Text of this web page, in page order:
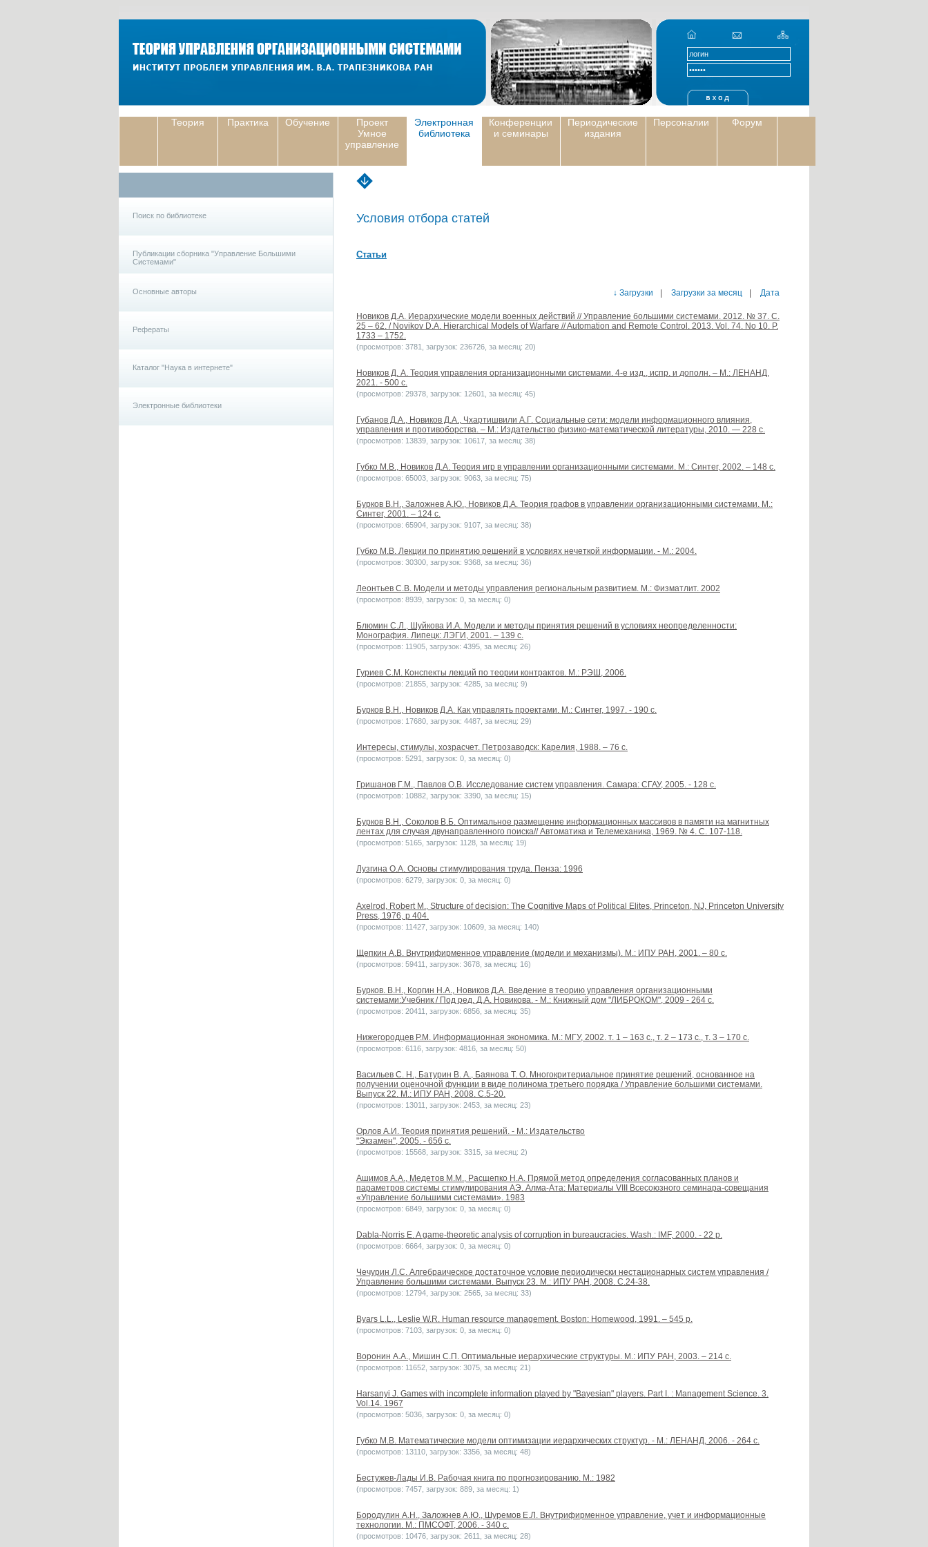
Теория Практика Обучение
Проект
Умное
управление
Электронная
библиотека
Конференции
и семинары
Периодические
издания
Персоналии Форум
Поиск по библиотеке
Публикации сборника "Управление Большими
Системами"
Основные авторы
Рефераты
Каталог "Наука в интернете"
Электронные библиотеки
Условия отбора статей
Статьи
↓ Загрузки Загрузки за месяц Дата
Новиков Д.А. Иерархические модели военных действий // Управление большими системами. 2012. № 37. С.
25 – 62. / Novikov D.A. Hierarchical Models of Warfare // Automation and Remote Control. 2013. Vol. 74. No 10. P.
1733 – 1752.
(просмотров: 3781, загрузок: 236726, за месяц: 20)
Новиков Д. А. Теория управления организационными системами. 4-е изд., испр. и дополн. – М.: ЛЕНАНД,
2021. - 500 с.
(просмотров: 29378, загрузок: 12601, за месяц: 45)
Губанов Д.А., Новиков Д.А., Чхартишвили А.Г. Социальные сети: модели информационного влияния,
управления и противоборства. – М.: Издательство физико-математической литературы, 2010. — 228 с.
(просмотров: 13839, загрузок: 10617, за месяц: 38)
Губко М.В., Новиков Д.А. Теория игр в управлении организационными системами. М.: Синтег, 2002. – 148 с.
(просмотров: 65003, загрузок: 9063, за месяц: 75)
Бурков В.Н., Заложнев А.Ю., Новиков Д.А. Теория графов в управлении организационными системами. М.:
Синтег, 2001. – 124 с.
(просмотров: 65904, загрузок: 9107, за месяц: 38)
Губко М.В. Лекции по принятию решений в условиях нечеткой информации. - М.: 2004.
(просмотров: 30300, загрузок: 9368, за месяц: 36)
Леонтьев С.В. Модели и методы управления региональным развитием. М.: Физматлит. 2002
(просмотров: 8939, загрузок: 0, за месяц: 0)
Блюмин С.Л., Шуйкова И.А. Модели и методы принятия решений в условиях неопределенности:
Монография. Липецк: ЛЭГИ, 2001. – 139 с.
(просмотров: 11905, загрузок: 4395, за месяц: 26)
Гуриев С.М. Конспекты лекций по теории контрактов. М.: РЭШ, 2006.
(просмотров: 21855, загрузок: 4285, за месяц: 9)
Бурков В.Н., Новиков Д.А. Как управлять проектами. М.: Синтег, 1997. - 190 с.
(просмотров: 17680, загрузок: 4487, за месяц: 29)
Интересы, стимулы, хозрасчет. Петрозаводск: Карелия, 1988. – 76 с.
(просмотров: 5291, загрузок: 0, за месяц: 0)
Гришанов Г.М., Павлов О.В. Исследование систем управления. Самара: СГАУ, 2005. - 128 с.
(просмотров: 10882, загрузок: 3390, за месяц: 15)
Бурков B.H., Соколов В.Б. Оптимальное размещение информационных массивов в памяти на магнитных
лентах для случая двунаправленного поиска// Автоматика и Телемеханика, 1969. № 4. С. 107-118.
(просмотров: 5165, загрузок: 1128, за месяц: 19)
Лузгина О.А. Основы стимулирования труда. Пенза: 1996
(просмотров: 6279, загрузок: 0, за месяц: 0)
Axelrod, Robert M., Structure of decision: The Cognitive Maps of Political Elites, Princeton, NJ, Princeton University
Press, 1976, p 404.
(просмотров: 11427, загрузок: 10609, за месяц: 140)
Щепкин А.В. Внутрифирменное управление (модели и механизмы). М.: ИПУ РАН, 2001. – 80 с.
(просмотров: 59411, загрузок: 3678, за месяц: 16)
Бурков. В.Н., Коргин Н.А., Новиков Д.А. Введение в теорию управления организационными
системами:Учебник / Под ред. Д.А. Новикова. - М.: Книжный дом "ЛИБРОКОМ", 2009 - 264 с.
(просмотров: 20411, загрузок: 6856, за месяц: 35)
Нижегородцев Р.М. Информационная экономика. М.: МГУ, 2002. т. 1 – 163 с., т. 2 – 173 с., т. 3 – 170 с.
(просмотров: 6116, загрузок: 4816, за месяц: 50)
Васильев С. Н., Батурин В. А., Баянова Т. О. Многокритериальное принятие решений, основанное на
получении оценочной функции в виде полинома третьего порядка / Управление большими системами.
Выпуск 22. М.: ИПУ РАН, 2008. С.5-20.
(просмотров: 13011, загрузок: 2453, за месяц: 23)
Орлов А.И. Теория принятия решений. - М.: Издательство
"Экзамен", 2005. - 656 с.
(просмотров: 15568, загрузок: 3315, за месяц: 2)
Ашимов А.А., Медетов М.М., Расщепко Н.А. Прямой метод определения согласованных планов и
параметров системы стимулирования АЭ. Алма-Ата: Материалы VIII Всесоюзного семинара-совещания
«Управление большими системами». 1983
(просмотров: 6849, загрузок: 0, за месяц: 0)
Dabla-Norris E. A game-theoretic analysis of corruption in bureaucracies. Wash.: IMF, 2000. - 22 p.
(просмотров: 6664, загрузок: 0, за месяц: 0)
Чечурин Л.С. Алгебраическое достаточное условие периодически нестационарных систем управления /
Управление большими системами. Выпуск 23. М.: ИПУ РАН, 2008. С.24-38.
(просмотров: 12794, загрузок: 2565, за месяц: 33)
Byars L.L., Leslie W.R. Human resource management. Boston: Homewood, 1991. – 545 p.
(просмотров: 7103, загрузок: 0, за месяц: 0)
Воронин А.А., Мишин С.П. Оптимальные иерархические структуры. М.: ИПУ РАН, 2003. – 214 с.
(просмотров: 11652, загрузок: 3075, за месяц: 21)
Harsanyi J. Games with incomplete information played by "Bayesian" players. Part I. : Management Science. 3.
Vol.14. 1967
(просмотров: 5036, загрузок: 0, за месяц: 0)
Губко М.В. Математические модели оптимизации иерархических структур. - М.: ЛЕНАНД, 2006. - 264 с.
(просмотров: 13110, загрузок: 3356, за месяц: 48)
Бестужев-Лады И.В. Рабочая книга по прогнозированию. М.: 1982
(просмотров: 7457, загрузок: 889, за месяц: 1)
Бородулин А.Н., Заложнев А.Ю., Шуремов Е.Л. Внутрифирменное управление, учет и информационные
технологии. М.: ПМСОФТ, 2006. - 340 с.
(просмотров: 10476, загрузок: 2611, за месяц: 28)